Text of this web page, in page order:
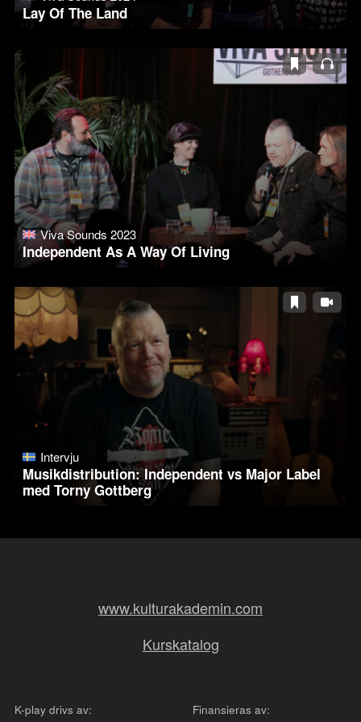
Lay Of The Land
Viva Sounds 2023
Independent As A Way Of Living
Intervju
Musikdistribution: Independent vs Major Label
med Torny Gottberg
www.kulturakademin.com
Kurskatalog
K-play drivs av: Finansieras av: